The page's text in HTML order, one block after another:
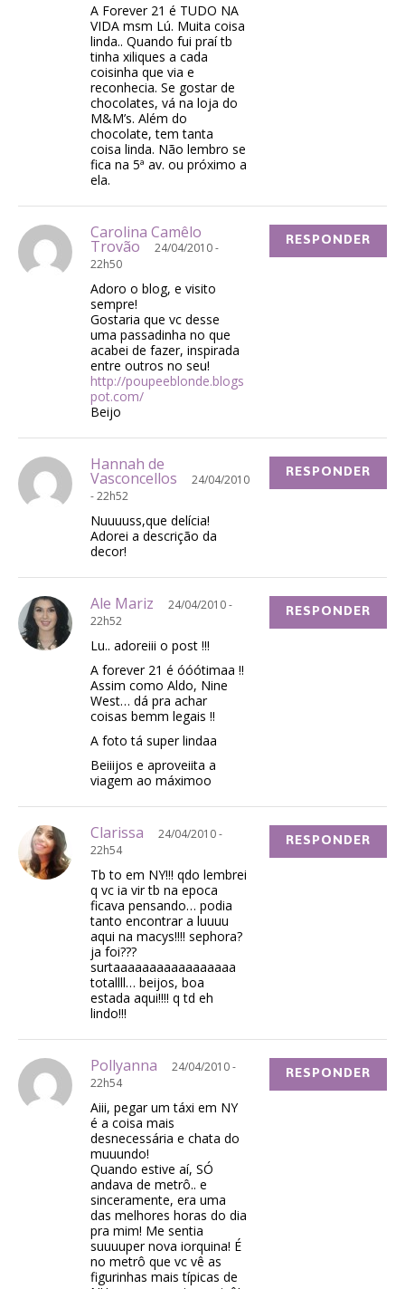
A Forever 21 é TUDO NA
VIDA msm Lú. Muita coisa
linda.. Quando fui praí tb
tinha xiliques a cada
coisinha que via e
reconhecia. Se gostar de
chocolates, vá na loja do
M&M’s. Além do
chocolate, tem tanta
coisa linda. Não lembro se
fica na 5ª av. ou próximo a
ela.
Carolina Camêlo
Trovão
24/04/2010 -
22h50
Adoro o blog, e visito
sempre!
Gostaria que vc desse
uma passadinha no que
acabei de fazer, inspirada
entre outros no seu!
http://poupeeblonde.blogs
pot.com/
Beijo
RESPONDER
Hannah de
Vasconcellos
24/04/2010
- 22h52
Nuuuuss,que delícia!
Adorei a descrição da
decor!
RESPONDER
Ale Mariz
24/04/2010 -
22h52
Lu.. adoreiii o post !!!
A forever 21 é óóótimaa !!
Assim como Aldo, Nine
West… dá pra achar
coisas bemm legais !!
A foto tá super lindaa
Beiiijos e aproveiita a
viagem ao máximoo
RESPONDER
Clarissa
24/04/2010 -
22h54
Tb to em NY!!! qdo lembrei
q vc ia vir tb na epoca
ficava pensando… podia
tanto encontrar a luuuu
aqui na macys!!!! sephora?
ja foi???
surtaaaaaaaaaaaaaaaaa
totallll… beijos, boa
estada aqui!!!! q td eh
lindo!!!
RESPONDER
Pollyanna
24/04/2010 -
22h54
Aiii, pegar um táxi em NY
é a coisa mais
desnecessária e chata do
muuundo!
Quando estive aí, SÓ
andava de metrô.. e
sinceramente, era uma
das melhores horas do dia
pra mim! Me sentia
suuuuper nova iorquina! É
no metrô que vc vê as
figurinhas mais típicas de
RESPONDER